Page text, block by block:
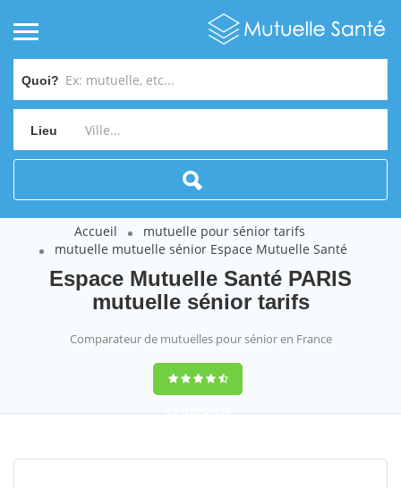
Quoi?
Lieu
Accueil
mutuelle pour sénior tarifs
mutuelle mutuelle sénior Espace Mutuelle Santé
Espace Mutuelle Santé PARIS
mutuelle sénior tarifs
Comparateur de mutuelles pour sénior en France
9,2(100%)452